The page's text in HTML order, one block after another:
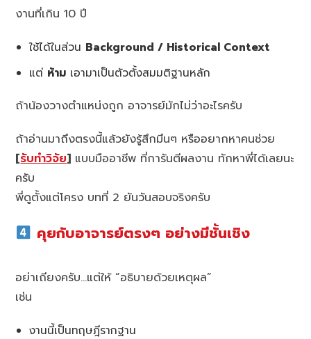
งานที่เกิน 10 ปี
ใช้ได้ในส่วน Background / Historical Context
แต่ ห้าม เอามาเป็นตัวตั้งสมมติฐานหลัก
ถ้าน้องวางตำแหน่งถูก อาจารย์มักไม่ว่าอะไรครับ
ถ้าอ่านมาถึงตรงนี้แล้วยังรู้สึกมึนๆ หรืออยากหาคนช่วย
[รับทำวิจัย] แบบมืออาชีพ ที่การันตีผลงาน ทักหาพี่ได้เลยนะ
ครับ
พี่ดูตั้งแต่โครง บทที่ 2 ยันวันสอบจริงครับ
คุยกับอาจารย์ตรงๆ อย่างมีชั้นเชิง
อย่าเถียงครับ…แต่ให้ “อธิบายด้วยเหตุผล”
เช่น
งานนี้เป็นทฤษฎีรากฐาน